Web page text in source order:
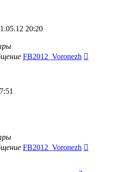
20:20
FB2012_Voronezh
FB2012_Voronezh